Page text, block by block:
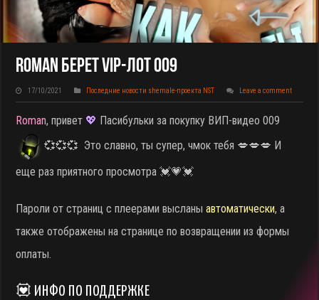
Roman Берет VIP-Лот 009
17/10/2021 Последние новости shemale-проекта NST Leave a comment
Roman, привет 💖 Пасибульки за покупку ВИП-видео 009
💞💞💞 Это славно, ты супер, чмок тебя 💋💋💋 И
еще раз приятного просмотра 💓💗💓
Пароли от страниц с плеерами высланыавтоматически, а
также отображены на странице по возвращении из формы
оплаты.
💟 ИНФО ПО ПОДДЕРЖКЕ